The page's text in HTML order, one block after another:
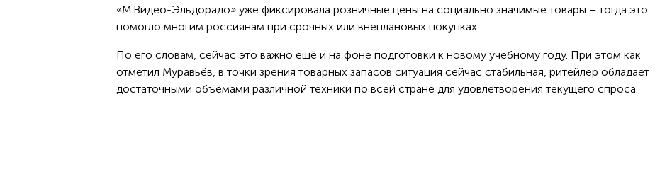
«М.Видео-Эльдорадо» уже фиксировала розничные цены на социально значимые товары – тогда это
помогло многим россиянам при срочных или внеплановых покупках.
По его словам, сейчас это важно ещё и на фоне подготовки к новому учебному году. При этом как
отметил Муравьёв, в точки зрения товарных запасов ситуация сейчас стабильная, ритейлер обладает
достаточными объёмами различной техники по всей стране для удовлетворения текущего спроса.